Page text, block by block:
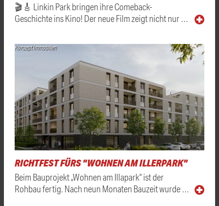
🎬🎸 Linkin Park bringen ihre Comeback-
Geschichte ins Kino! Der neue Film zeigt nicht nur …
Konzept Immobilien
RICHTFEST FÜRS "WOHNEN AM ILLERPARK"
Beim Bauprojekt „Wohnen am Illapark“ ist der
Rohbau fertig. Nach neun Monaten Bauzeit wurde …